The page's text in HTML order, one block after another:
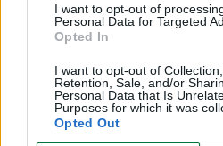
I want to opt-out of
Personal Data for Targeted
Opted In
I want to opt-out of Collection,
Retention, Sale, and/or
Personal Data that Is
Purposes for which it was
Opted Out
¿Es bueno o malo
lenguaje y un tono